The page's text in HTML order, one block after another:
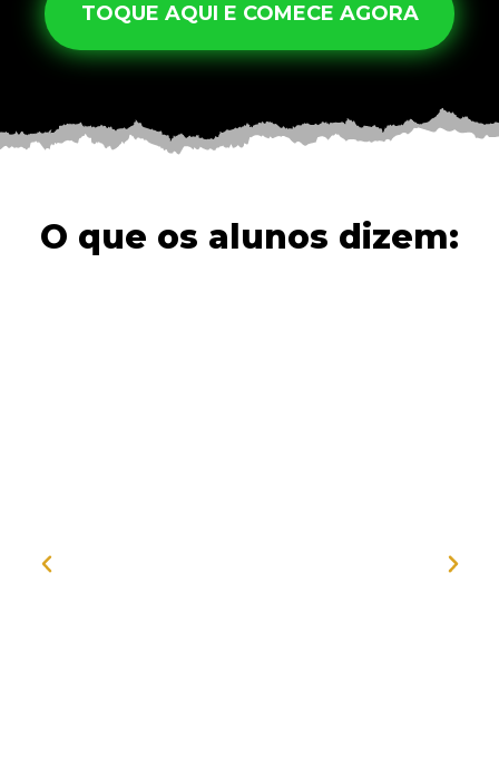
TOQUE AQUI E COMECE AGORA
O que os alunos dizem: